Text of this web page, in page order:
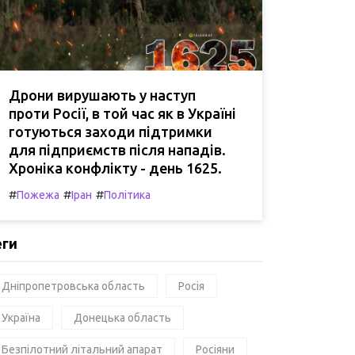
Дрони вирушають у наступ
проти Росії, в той час як в Україні
готуються заходи підтримки
для підприємств після нападів.
Хроніка конфлікту - день 1625.
#Пожежа #Іран #Політика
Дніпропетровська область Росія
Україна Донецька область
Безпілотний літальний апарат Росіяни